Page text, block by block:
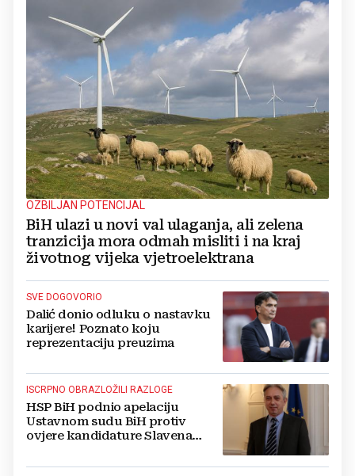
OZBILJAN POTENCIJAL
BiH ulazi u novi val ulaganja, ali zelena
tranzicija mora odmah misliti i na kraj
životnog vijeka vjetroelektrana
SVE DOGOVORIO
Dalić donio odluku o nastavku
karijere! Poznato koju
reprezentaciju preuzima
ISCRPNO OBRAZLOŽILI RAZLOGE
HSP BiH podnio apelaciju
Ustavnom sudu BiH protiv
ovjere kandidature Slavena